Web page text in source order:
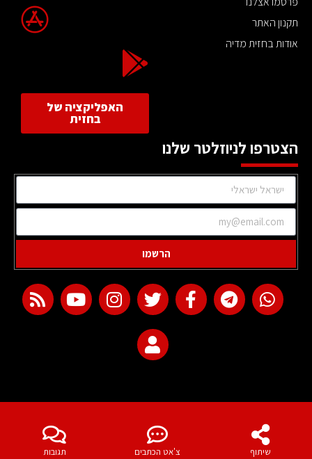
שיתוף צ'אט הכתבים תגובות
תקנון האתר
אודות בחזית מדיה
האפליקציה של
בחזית
הצטרפו לניוזלטר שלנו
הרשמו
web development